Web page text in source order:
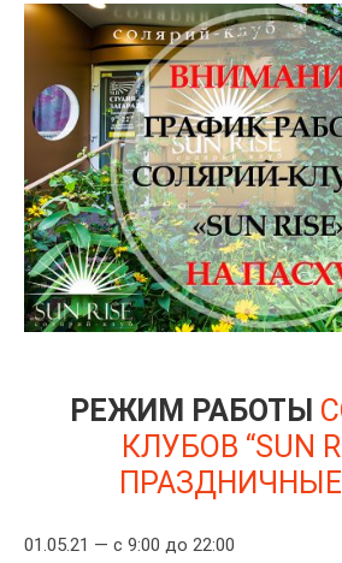
РЕЖИМ РАБОТЫ
КЛУБОВ “SUN
01.05.21 — с 9:00 до 22:00